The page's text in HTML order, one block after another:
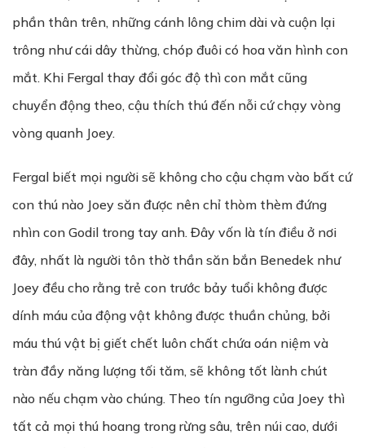
phần thân trên, những cánh lông chim dài và cuộn lại
trông như cái dây thừng, chóp đuôi có hoa văn hình con
mắt. Khi Fergal thay đổi góc độ thì con mắt cũng
chuyển động theo, cậu thích thú đến nỗi cứ chạy vòng
vòng quanh Joey.
Fergal biết mọi người sẽ không cho cậu chạm vào bất cứ
con thú nào Joey săn được nên chỉ thòm thèm đứng
nhìn con Godil trong tay anh. Đây vốn là tín điều ở nơi
đây, nhất là người tôn thờ thần săn bắn Benedek như
Joey đều cho rằng trẻ con trước bảy tuổi không được
dính máu của động vật không được thuần chủng, bởi
máu thú vật bị giết chết luôn chất chứa oán niệm và
tràn đầy năng lượng tối tăm, sẽ không tốt lành chút
nào nếu chạm vào chúng. Theo tín ngưỡng của Joey thì
tất cả mọi thú hoang trong rừng sâu, trên núi cao, dưới